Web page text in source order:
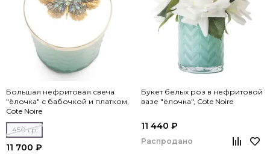
Большая нефритовая свеча
"ёлочка" с бабочкой и платком,
Cote Noire
450 гр
11 700 ₽
Букет белых роз в нефритовой
вазе "ёлочка", Cote Noire
11 440 ₽
Распродано